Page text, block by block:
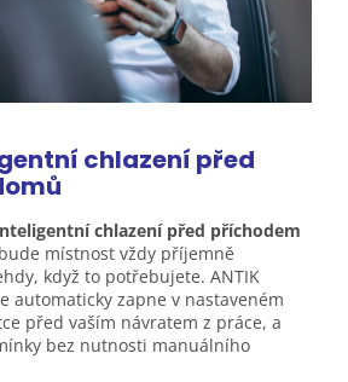
chlazení před
chlazení před příchodem
místnost vždy příjemně
když to potřebujete. ANTIK
automaticky zapne v nastaveném
před vaším návratem z práce, a
bez nutnosti manuálního